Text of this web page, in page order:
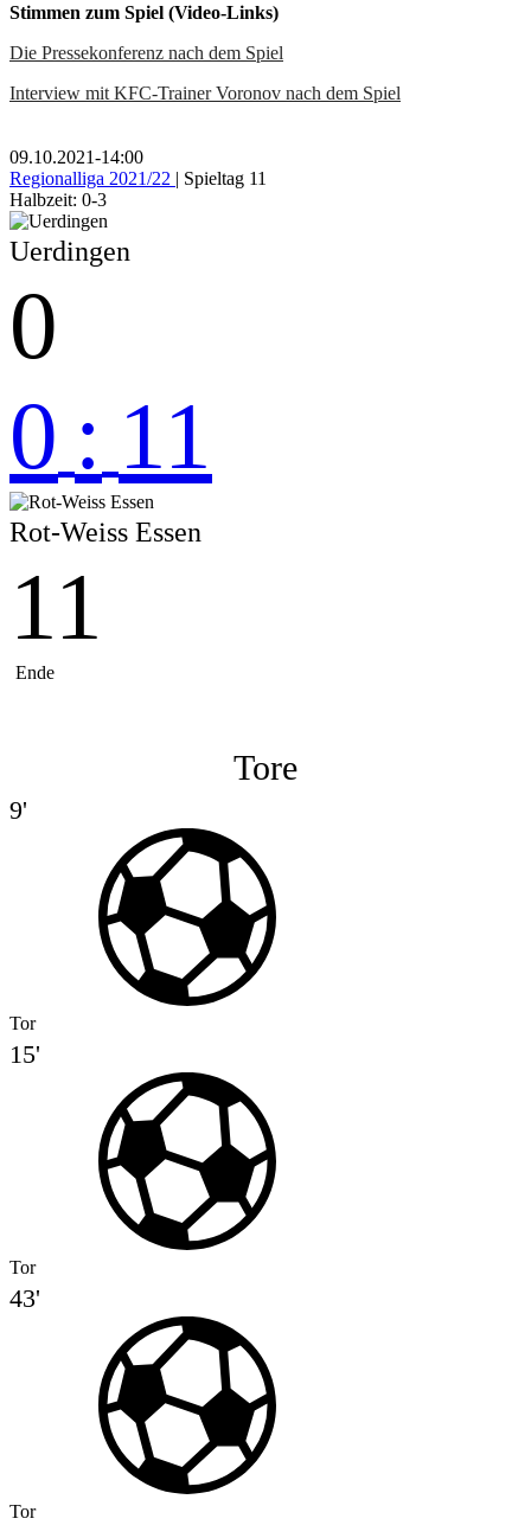
Stimmen zum Spiel (Video-Links)
Die Pressekonferenz nach dem Spiel
Interview mit KFC-Trainer Voronov nach dem Spiel
09.10.2021-14:00
Regionalliga 2021/22 | Spieltag 11
Halbzeit: 0-3
Uerdingen
0
0 : 11
Rot-Weiss Essen
11
Ende
Tore
9'
Tor
15'
Tor
43'
Tor